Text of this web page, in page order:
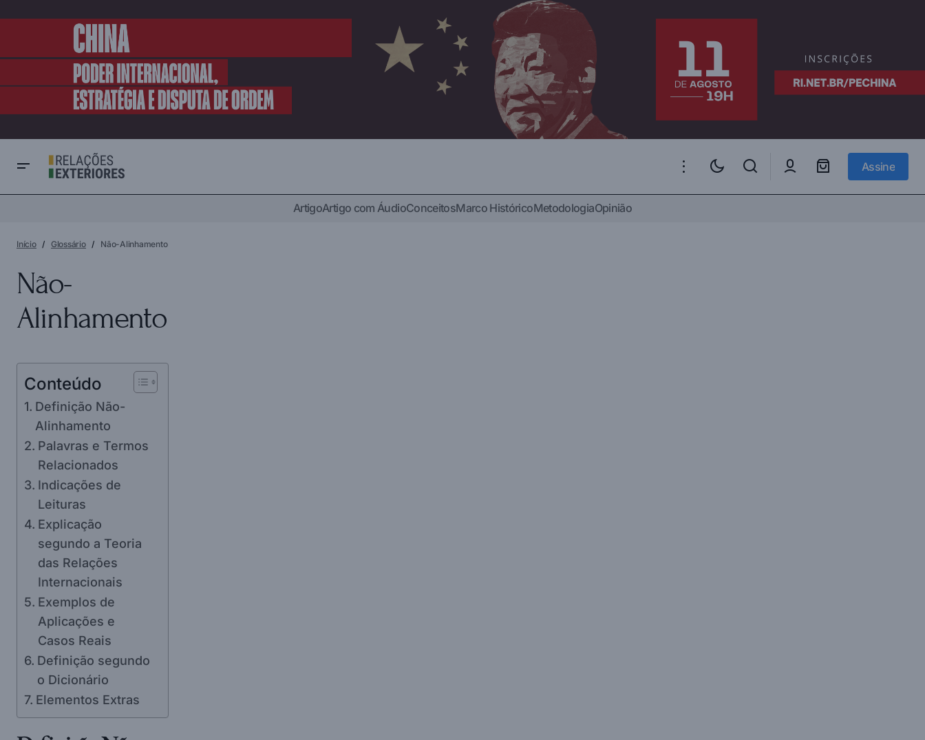
Assine
ArtigoArtigo com ÁudioConceitosMarco HistóricoMetodologiaOpinião
Início Glossário Não-Alinhamento
Não-
Alinhamento
Conteúdo
Definição Não-
Alinhamento
Palavras e Termos
Relacionados
Indicações de
Leituras
Explicação
segundo a Teoria
das Relações
Internacionais
Exemplos de
Aplicações e
Casos Reais
Definição segundo
o Dicionário
Elementos Extras